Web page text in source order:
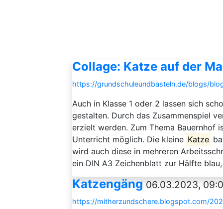
Collage: Katze auf der
https://grundschuleundbasteln.de/blogs/
Auch in Klasse 1 oder 2 lassen sich
gestalten. Durch das Zusammenspiel
erzielt werden. Zum Thema Bauernhof
Unterricht möglich. Die kleine Katze
wird auch diese in mehreren
ein DIN A3 Zeichenblatt zur Hälfte
Katzengäng 06.03.2023,
https://mitherzundschere.blogspot.com/